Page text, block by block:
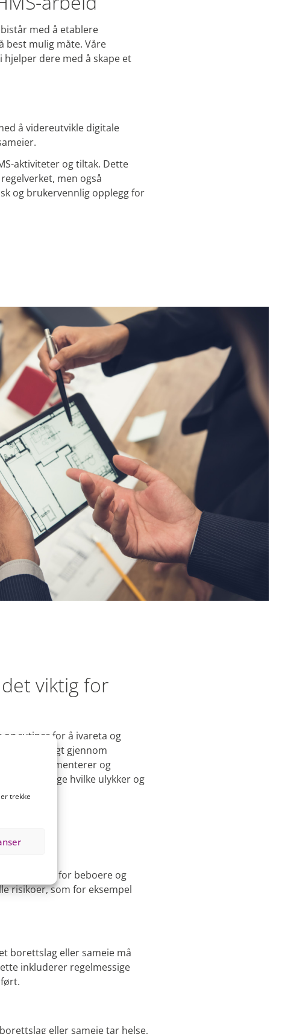
trekke
med å etablere
best mulig måte. Våre
dere med å skape et
å videreutvikle digitale
aktiviteter og tiltak. Dette
men også
og brukervennlig opplegg for
viktig for
rutiner for å ivareta og
er lovpålagt gjennom
– implementerer og
kartlegge hvilke ulykker og
er trygge for beboere og
risikoer, som for eksempel
borettslag eller sameie må
inkluderer regelmessige
eller sameie tar helse,